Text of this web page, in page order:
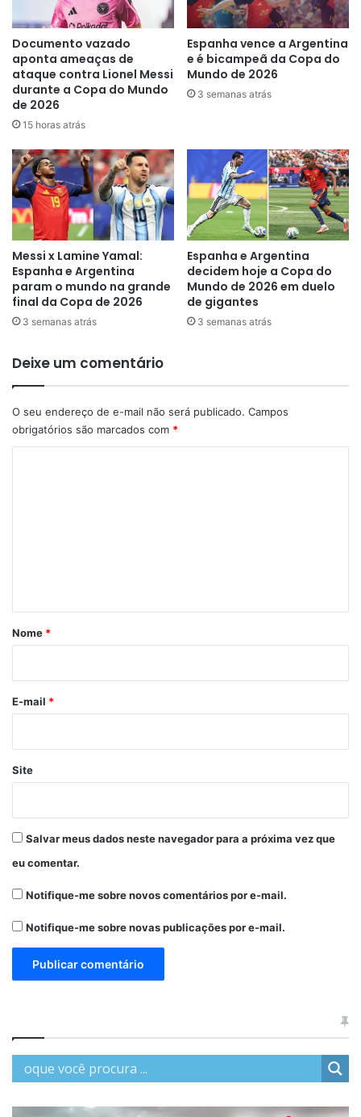
Documento vazado
aponta ameaças de
ataque contra Lionel Messi
durante a Copa do Mundo
de 2026
15 horas atrás
Espanha vence a Argentina
e é bicampeã da Copa do
Mundo de 2026
3 semanas atrás
Messi x Lamine Yamal:
Espanha e Argentina
param o mundo na grande
final da Copa de 2026
3 semanas atrás
Espanha e Argentina
decidem hoje a Copa do
Mundo de 2026 em duelo
de gigantes
3 semanas atrás
Deixe um comentário
O seu endereço de e-mail não será publicado. Campos
obrigatórios são marcados com *
r
*
Nome *
E-mail *
Site
Salvar meus dados neste navegador para a próxima vez que
eu comentar.
Notifique-me sobre novos comentários por e-mail.
Notifique-me sobre novas publicações por e-mail.